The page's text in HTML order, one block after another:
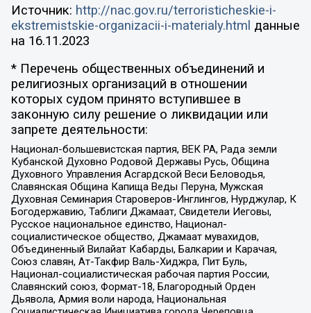
Источник: http://nac.gov.ru/terroristicheskie-i-
ekstremistskie-organizacii-i-materialy.html данные
на 16.11.2023
* Перечень общественных объединений и
религиозных организаций в отношении
которых судом принято вступившее в
законную силу решение о ликвидации или
запрете деятельности:
Национал-большевистская партия, ВЕК РА, Рада земли
Кубанской Духовно Родовой Державы Русь, Община
Духовного Управления Асгардской Веси Беловодья,
Славянская Община Капища Веды Перуна, Мужская
Духовная Семинария Староверов-Инглингов, Нурджулар, К
Богодержавию, Таблиги Джамаат, Свидетели Иеговы,
Русское национальное единство, Национал-
социалистическое общество, Джамаат мувахидов,
Объединенный Вилайат Кабарды, Балкарии и Карачая,
Союз славян, Ат-Такфир Валь-Хиджра, Пит Буль,
Национал-социалистическая рабочая партия России,
Славянский союз, Формат-18, Благородный Орден
Дьявола, Армия воли народа, Национальная